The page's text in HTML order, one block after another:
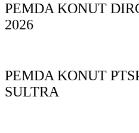
PEMDA KONUT
2026
PEMDA KONUT
SULTRA